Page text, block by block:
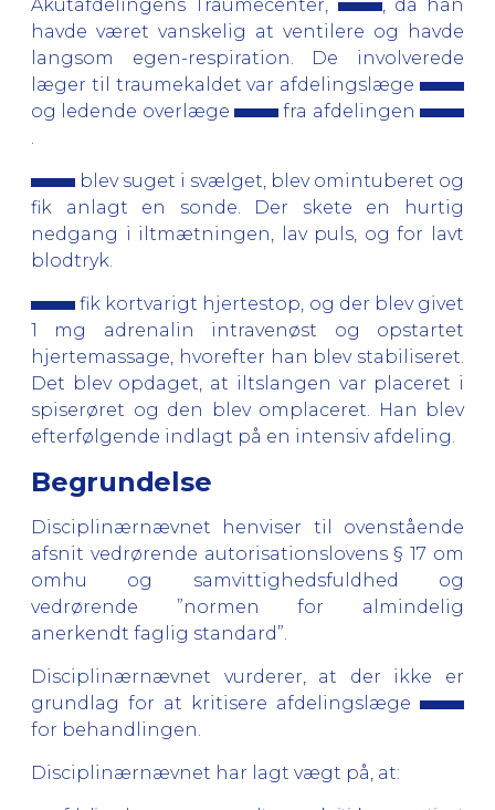
Akutafdelingens Traumecenter,
, da han
havde været vanskelig at ventilere og havde
langsom egen-respiration. De involverede
læger til traumekaldet var afdelingslæge
og ledende overlæge
fra afdelingen
.
blev suget i svælget, blev omintuberet og
fik anlagt en sonde. Der skete en hurtig
nedgang i iltmætningen, lav puls, og for lavt
blodtryk.
fik kortvarigt hjertestop, og der blev givet
1 mg adrenalin intravenøst og opstartet
hjertemassage, hvorefter han blev stabiliseret.
Det blev opdaget, at iltslangen var placeret i
spiserøret og den blev omplaceret. Han blev
efterfølgende indlagt på en intensiv afdeling.
Begrundelse
Disciplinærnævnet henviser til ovenstående
afsnit vedrørende autorisationslovens § 17 om
omhu og samvittighedsfuldhed og
vedrørende ”normen for almindelig
anerkendt faglig standard”.
Disciplinærnævnet vurderer, at der ikke er
grundlag for at kritisere afdelingslæge
for behandlingen.
Disciplinærnævnet har lagt vægt på, at: